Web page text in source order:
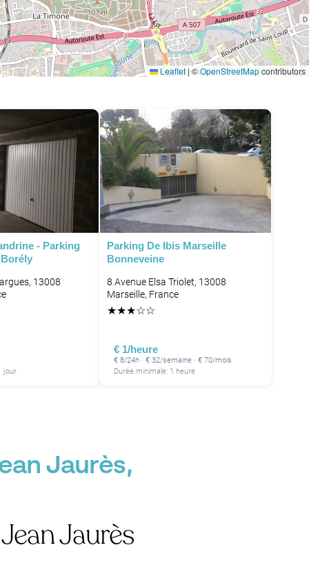
Leaflet |©OpenStreetMapcontributors
- Parking
13008
jour
Parking De Ibis Marseille
Bonneveine
8 Avenue Elsa Triolet, 13008
Marseille, France
★★★☆☆
€ 1/heure
€ 8/24h · € 32/semaine · € 70/mois
Durée minimale: 1 heure
Jaurès,
Jaurès